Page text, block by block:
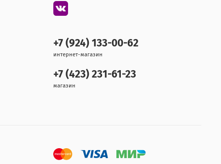
+7 (924) 133-00-62
интернет-магазин
+7 (423) 231-61-23
магазин